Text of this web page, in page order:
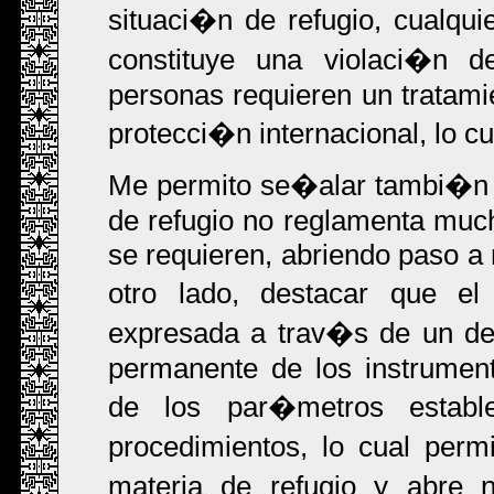
situaci�n de refugio,
constituye una violaci�n
personas requieren un
protecci�n internacional, lo
Me permito se�alar tambi�n
de refugio no reglamenta
se requieren, abriendo paso
otro lado, destacar que
expresada a trav�s de un
permanente de los
de los par�metros
procedimientos, lo cual
materia de refugio y abre